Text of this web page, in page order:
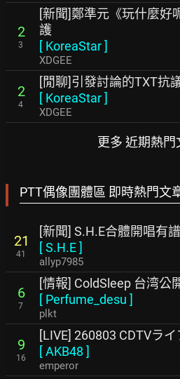
2
3
[新聞]鄭準元《玩什麼好
護
[ KoreaStar]
XDGEE
2
4
[閒聊]引發討論的TXT抗
[ KoreaStar]
XDGEE
更多 近期熱門
PTT偶像團體區 即時熱門文
21
41
[新聞] S.H.E合體開唱有
[S.H.E]
allyp7985
6
7
[情報] ColdSleep 台湾公
[ Perfume_desu ]
plkt
9
16
[LIVE] 260803 CDTVラ
[AKB48 ]
emperor